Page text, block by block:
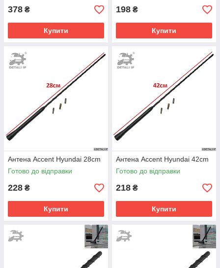
378 ₴
Купити
198 ₴
Купити
Антена Accent Hyundai 28cm
Готово до відправки
228 ₴
Купити
Антена Accent Hyundai 42cm
Готово до відправки
218 ₴
Купити